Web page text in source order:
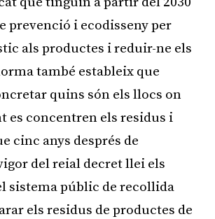
prevenció i ecodisseny per
als productes i reduir-ne els
també estableix que
quins són els llocs on
es concentren els residus i
cinc anys després de
del reial decret llei els
sistema públic de recollida
els residus de productes de